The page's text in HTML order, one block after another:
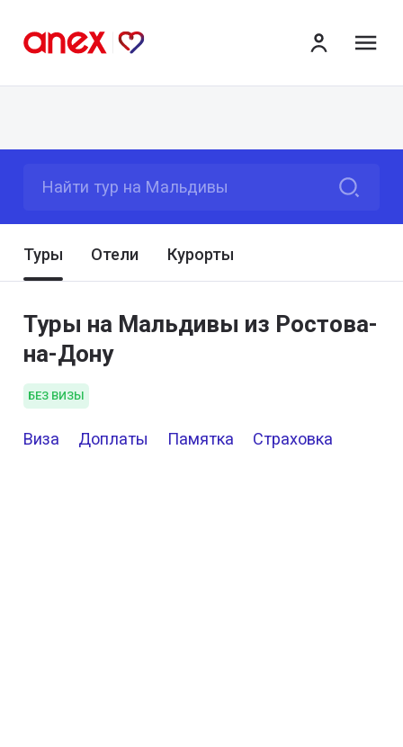
Найти тур на Мальдивы
Туры Отели Курорты
Туры на Мальдивы из Ростова-
на-Дону
БЕЗ ВИЗЫ
Виза Доплаты Памятка Страховка